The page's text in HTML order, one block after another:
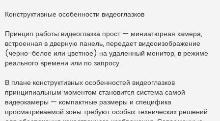
Конструктивные особенности видеоглазков
Принцип работы видеоглазка прост — миниатюрная камера,
встроенная в дверную панель, передает видеоизображение
(черно-белое или цветное) на удаленный монитор, в режиме
реального времени или по запросу.
В плане конструктивных особенностей видеоглазков
принципиальным моментом становится система самой
видеокамеры — компактные размеры и специфика
просматриваемой зоны требуют особых технических решений